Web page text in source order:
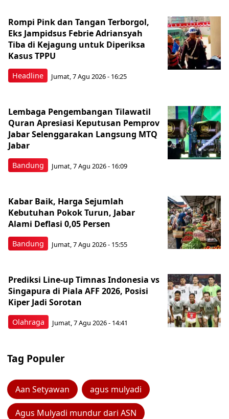
Headline
Rompi Pink dan Tangan Terborgol,
Eks Jampidsus Febrie Adriansyah
Tiba di Kejagung untuk Diperiksa
Kasus TPPU
Jumat, 7 Agu 2026 - 16:25
Bandung
Lembaga Pengembangan Tilawatil
Quran Apresiasi Keputusan Pemprov
Jabar Selenggarakan Langsung MTQ
Jabar
Jumat, 7 Agu 2026 - 16:09
Bandung
Kabar Baik, Harga Sejumlah
Kebutuhan Pokok Turun, Jabar
Alami Deflasi 0,05 Persen
Jumat, 7 Agu 2026 - 15:55
Olahraga
Prediksi Line-up Timnas Indonesia vs
Singapura di Piala AFF 2026, Posisi
Kiper Jadi Sorotan
Jumat, 7 Agu 2026 - 14:41
Tag Populer
Aan Setyawan agus mulyadi
Agus Mulyadi mundur dari ASN